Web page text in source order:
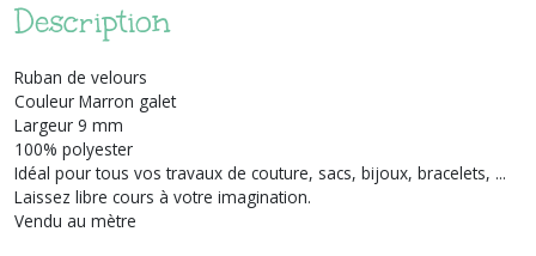
Description
Ruban de velours
Couleur Marron galet
Largeur 9 mm
100% polyester
Idéal pour tous vos travaux de couture, sacs, bijoux, bracelets, ...
Laissez libre cours à votre imagination.
Vendu au mètre